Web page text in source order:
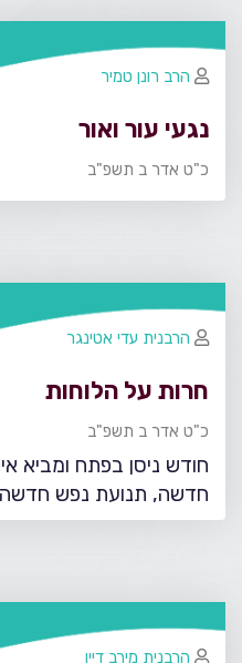
נגעי עור ואור
כ"ט אדר ב תשפ"ב
הרב רונן טמיר
חרות על הלוחות
כ"ט אדר ב תשפ"ב
חודש ניסן בפתח ומביא
חדשה, תנועת נפש
הרבנית עדי אטינגר
הרבנית מירב דיין